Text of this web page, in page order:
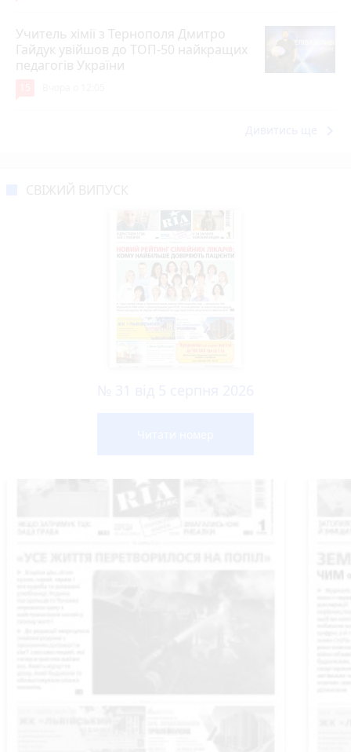
Учитель хімії з Тернополя Дмитро
Гайдук увійшов до ТОП-50 найкращих
педагогів України